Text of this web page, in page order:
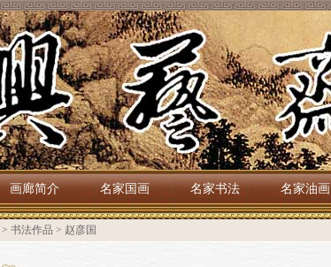
画廊简介 名家国画 名家书法 名家油画
> 书法作品 > 赵彦国